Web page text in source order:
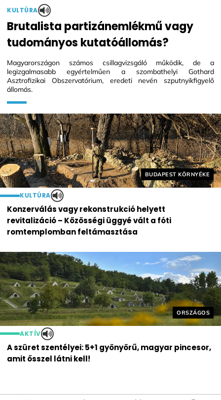
Helyszín címkék:
BUDAPEST KÖRNYÉKE
KULTÚRA
Konzerválás vagy rekonstrukció helyett
revitalizáció – Közösségi üggyé vált a fóti
romtemplomban feltámasztása
KULTÚRA
Brutalista partizánemlékmű vagy
tudományos kutatóállomás?
Magyarországon számos csillagvizsgáló működik, de a
legizgalmasabb egyértelműen a szombathelyi Gothard
Asztrofizikai Obszervatórium, eredeti nevén szputnyikfigyelő
állomás.
Helyszín
ORSZÁGOS
AKTÍV
A szüret szentélyei: 5+1 gyönyörű, magyar pincesor,
amit ősszel látni kell!